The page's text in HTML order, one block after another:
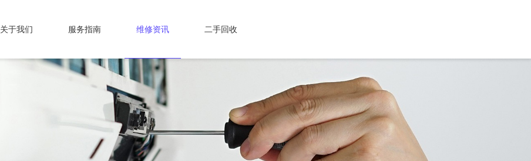
关于我们 服务指南 维修资讯 二手回收